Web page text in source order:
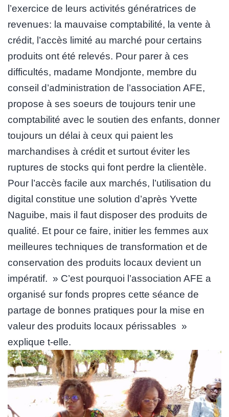
l’exercice de leurs activités génératrices de
revenues: la mauvaise comptabilité, la vente à
crédit, l’accès limité au marché pour certains
produits ont été relevés. Pour parer à ces
difficultés, madame Mondjonte, membre du
conseil d’administration de l’association AFE,
propose à ses soeurs de toujours tenir une
comptabilité avec le soutien des enfants, donner
toujours un délai à ceux qui paient les
marchandises à crédit et surtout éviter les
ruptures de stocks qui font perdre la clientèle.
Pour l’accès facile aux marchés, l’utilisation du
digital constitue une solution d’après Yvette
Naguibe, mais il faut disposer des produits de
qualité. Et pour ce faire, initier les femmes aux
meilleures techniques de transformation et de
conservation des produits locaux devient un
impératif. » C’est pourquoi l’association AFE a
organisé sur fonds propres cette séance de
partage de bonnes pratiques pour la mise en
valeur des produits locaux périssables »
explique t-elle.